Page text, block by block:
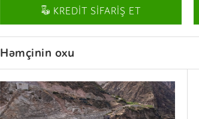
KREDİT SİFARİŞ ET
Həmçinin oxu